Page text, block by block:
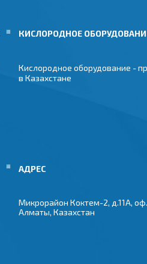
КИСЛОРОДНОЕ
Кислородное оборудование -
в Казахстане
Микрорайон Коктем-2, д.11А,
Алматы, Казахстан